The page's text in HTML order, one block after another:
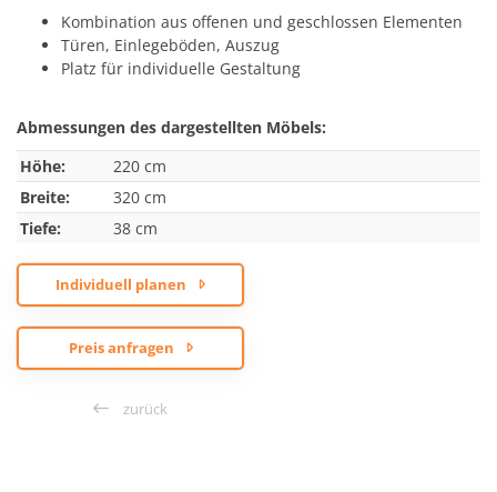
Kombination aus offenen und geschlossen Elementen
Türen, Einlegeböden, Auszug
Platz für individuelle Gestaltung
Abmessungen des dargestellten Möbels:
Höhe:
220 cm
Breite:
320 cm
Tiefe:
38 cm
Individuell planen
Preis anfragen
zurück